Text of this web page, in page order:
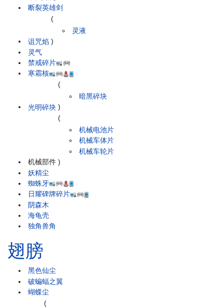
断裂英雄剑
诅咒焰
(
灵液
)
灵气
禁戒碎片
寒霜核
光明碎块
(
暗黑碎块
)
机械部件
(
机械电池片
机械车体片
机械车轮片
)
妖精尘
蜘蛛牙
日耀碑牌碎片
阴森木
海龟壳
独角兽角
翅膀
黑色仙尘
破蝙蝠之翼
蝴蝶尘
(